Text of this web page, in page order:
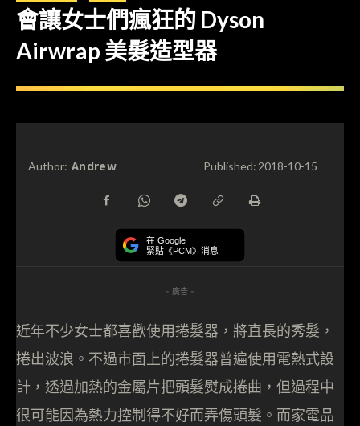
會讓女士們瘋狂的 Dyson
Airwrap 美髮造型器
Author: Andrew Published:2018-10-15
在 Google
緊貼《PCM》消息
- 廣告 -
近年不少女士都喜歡使用捲髮器，將直長的秀髮，
捲出波浪。不過市面上的捲髮器普遍使用電熱式設
計，透過加熱的金屬片把頭髮熨成捲曲，但過程中
很可能因為熱力控制得不好而弄傷頭髮。而家電品